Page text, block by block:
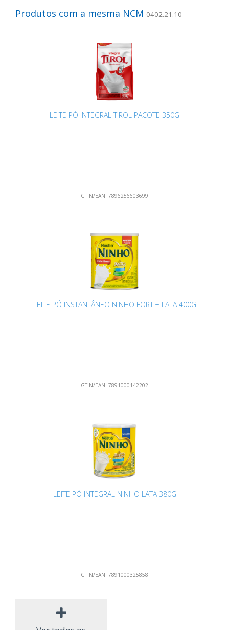
Produtos com a mesma NCM 0402.21.10
LEITE PÓ INTEGRAL TIROL PACOTE 350G
GTIN/EAN: 7896256603699
LEITE PÓ INSTANTÂNEO NINHO FORTI+ LATA 400G
GTIN/EAN: 7891000142202
LEITE PÓ INTEGRAL NINHO LATA 380G
GTIN/EAN: 7891000325858